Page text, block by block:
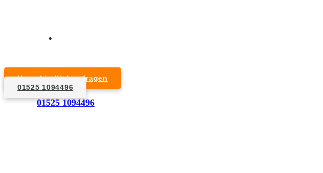
01525 1094496
Unverbindlich anfragen
01525 1094496
1. Anfrage